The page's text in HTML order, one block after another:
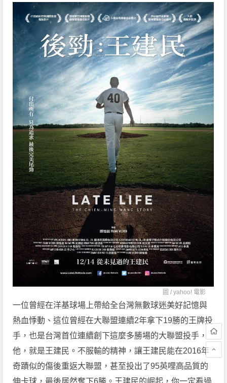
圖 /yahoo! 電影
一位曾經在洋基球場上帶給全台灣無數球迷美好記憶與
熱血悸動、這位曾經在大聯盟連續2年拿下19勝的王牌投
手，也是台灣首位連續創下這麼多勝場的大聯盟投手，
他，就是王建民。不服輸的精神，讓王建民能在2016年
奇蹟似的傷後重返大聯盟，甚至投出了95英哩高品質的